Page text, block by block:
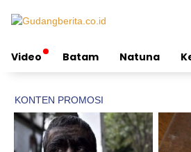
Video Batam Natuna